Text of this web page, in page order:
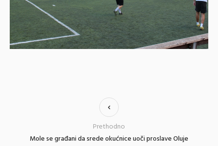
Mole se građani da srede okućnice uoči proslave Oluje
Prethodno